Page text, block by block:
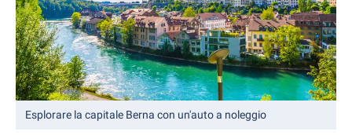
Esplorare la capitale Berna con un'auto a noleggio